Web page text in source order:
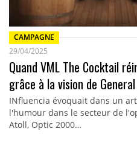
CAMPAGNE
29/04/2025
Quand VML The Cocktail
grâce à la vision de
INfluencia évoquait dans un
l'humour dans le secteur de
Atoll, Optic 2000…